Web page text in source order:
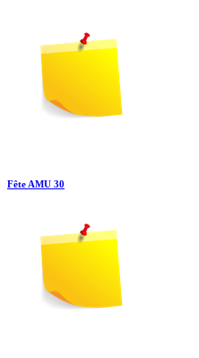
Fête AMU 30